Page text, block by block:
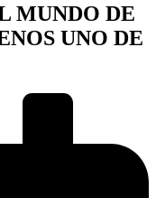
MUNDO DE
UNO DE